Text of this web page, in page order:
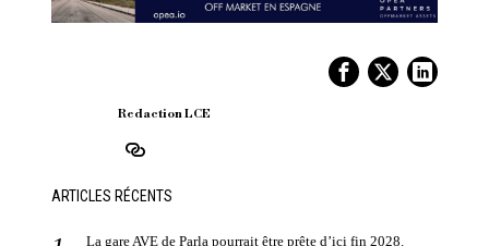
Redaction LCE
ARTICLES RÉCENTS
La gare AVE de Parla pourrait être prête d’ici fin 2028.